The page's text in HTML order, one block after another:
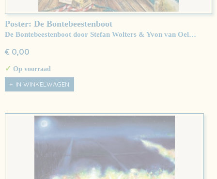
Poster: De Bontebeestenboot
De Bontebeestenboot door Stefan Wolters & Yvon van Oel…
€ 0,00
✓ Op voorraad
IN WINKELWAGEN